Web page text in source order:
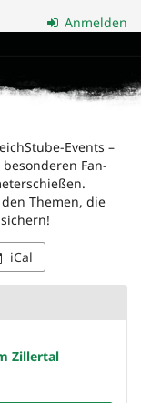
Anmelden
Events –
Fan-
Themen, die
iCal
Zillertal